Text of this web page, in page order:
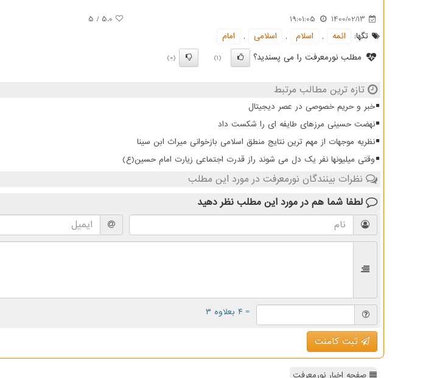
1400/02/13
19:01:05
5.0
/
5
تگها:
ائمه , اسلام , اسلامی ,
امام
مطلب نورمعرفت را می پسندید؟
(1)
(0)
تازه ترین مطالب مرتبط
خبر و حریم خصوصی در عصر دیجیتال
نهضت حسینی مرزهای طایفه ای را شکست داد
نظریه موجهات از مهم ترین نتایج منطق اسلامی بازخوانی میراث ابن سینا
وقتی میلیونها نفر یک دل می شوند راز قدرت اجتماعی زیارت امام حسین(ع)
نظرات بینندگان نورمعرفت در مورد این مطلب
لطفا شما هم در مورد این مطلب نظر دهید
= ۴ بعلاوه ۳
ثبت کامنت
صفحه اخبار نورمعرفت